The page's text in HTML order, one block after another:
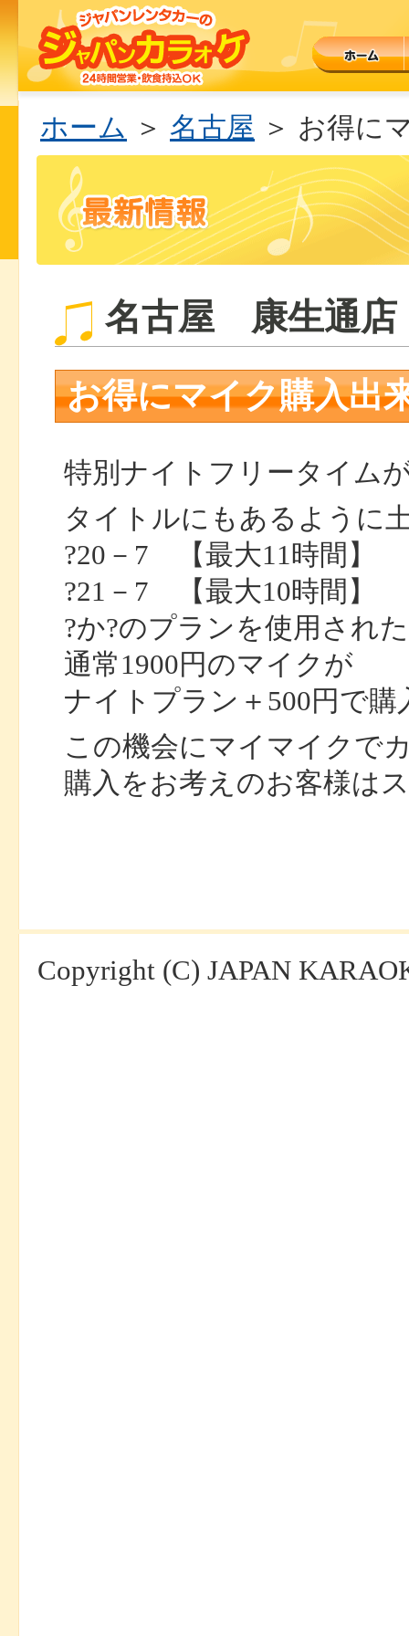
ホーム ＞ 名古屋 ＞ お得に
名古屋 康生通
お得にマイク購入出
特別ナイトフリータイム
タイトルにもあるように
?20－7 【最大11時間】
?21－7 【最大10時間】
?か?のプランを使用され
通常1900円のマイクが
ナイトプラン＋500円で
この機会にマイマイクで
購入をお考えのお客様は
Copyright (C) JAPAN